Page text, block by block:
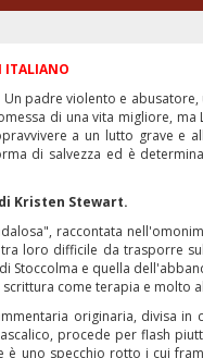
ITALIANO
padre violento e
di una vita migliore,
a un lutto grave e
di salvezza ed è
Kristen Stewart.
raccontata
loro difficile da trasporre
Stoccolma e quella
come terapia e molto
originaria, divisa in
procede per flash
è uno specchio rotto i cui